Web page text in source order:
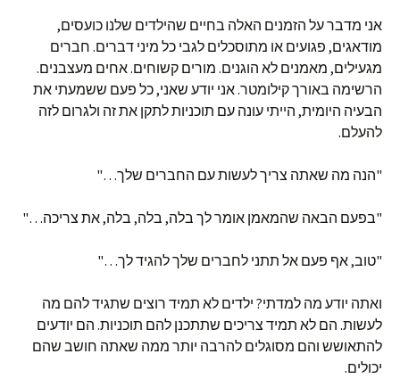
אני מדבר על הזמנים האלה בחיים שהילדים שלנו כועסים,
מודאגים, פגועים או מתוסכלים לגבי כל מיני דברים. חברים
מגעילים, מאמנים לא הוגנים. מורים קשוחים. אחים מעצבנים.
הרשימה באורך קילומטר. אני יודע שאני, כל פעם ששמעתי את
הבעיה היומית, הייתי עונה עם תוכניות לתקן את זה ולגרום לזה
להעלם.
"הנה מה שאתה צריך לעשות עם החברים שלך…"
"בפעם הבאה שהמאמן אומר לך בלה, בלה, בלה, את צריכה…"
"טוב, אף פעם אל תתני לחברים שלך להגיד לך…"
ואתה יודע מה למדתי? ילדים לא תמיד רוצים שתגיד להם מה
לעשות. הם לא תמיד צריכים שתתכנן להם תוכניות. הם יודעים
להתאושש והם מסוגלים להרבה יותר ממה שאתה חושב שהם
יכולים.